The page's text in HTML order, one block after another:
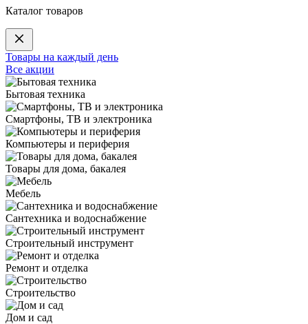
Каталог товаров
Товары на каждый день
Все акции
Бытовая техника
Смартфоны, ТВ и электроника
Компьютеры и периферия
Товары для дома, бакалея
Мебель
Сантехника и водоснабжение
Строительный инструмент
Ремонт и отделка
Строительство
Дом и сад